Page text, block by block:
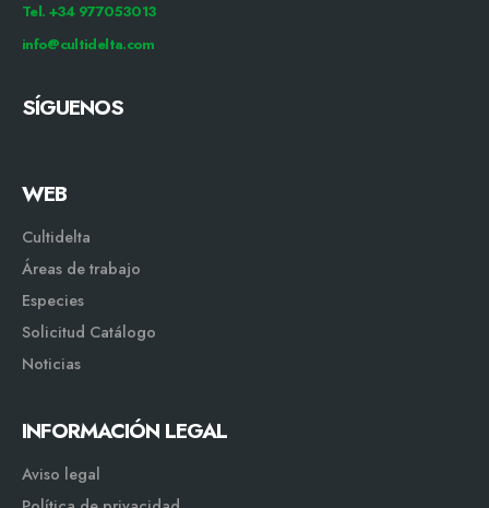
Tel. +34 977053013
info@cultidelta.com
SÍGUENOS
WEB
Cultidelta
Áreas de trabajo
Especies
Solicitud Catálogo
Noticias
INFORMACIÓN LEGAL
Aviso legal